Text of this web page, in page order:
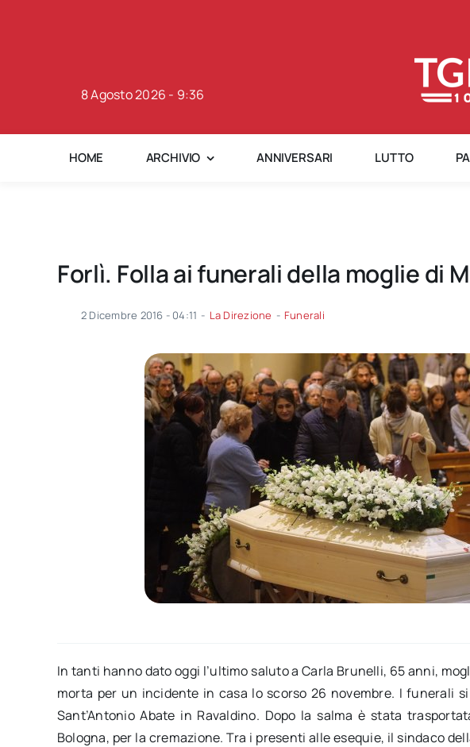
8 Agosto 2026 - 9:36
HOME ARCHIVIO ANNIVERSARI LUTTO
Forlì. Folla ai funerali della moglie di
2 Dicembre 2016 - 04:11 - La Direzione - Funerali
In tanti hanno dato oggi l’ultimo saluto a Carla Brunelli, 65 anni,
morta per un incidente in casa lo scorso 26 novembre. I funerali
Sant’Antonio Abate in Ravaldino. Dopo la salma è stata
Bologna, per la cremazione. Tra i presenti alle esequie, il sindaco